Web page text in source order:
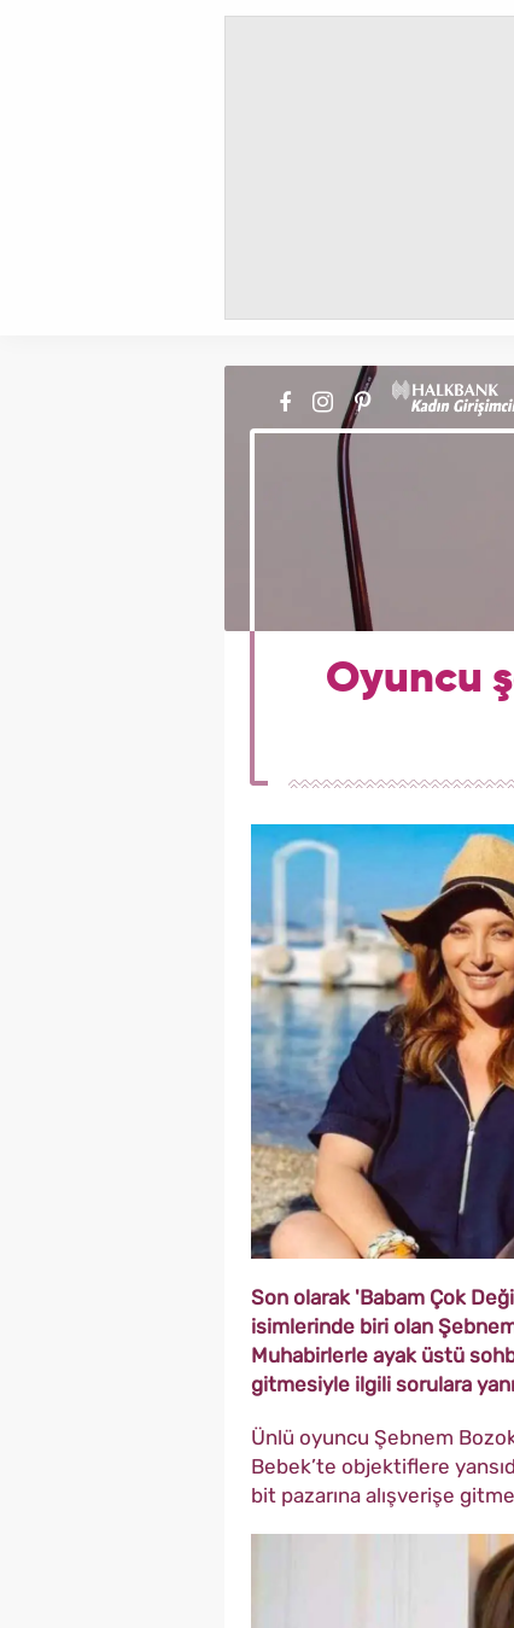
Oyuncu
Son olarak 'Babam Çok
isimlerinde biri olan
Muhabirlerle ayak üstü
gitmesiyle ilgili sorulara
Ünlü oyuncu Şebnem
Bebek’te objektiflere
bit pazarına alışverişe